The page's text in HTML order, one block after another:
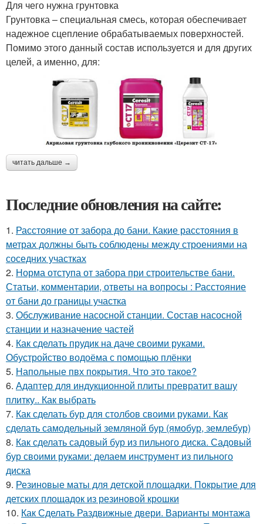
Для чего нужна грунтовка
Грунтовка – специальная смесь, которая обеспечивает
надежное сцепление обрабатываемых поверхностей.
Помимо этого данный состав используется и для других
целей, а именно, для:
читать дальше →
Последние обновления на сайте:
1. Расстояние от забора до бани. Какие расстояния в
метрах должны быть соблюдены между строениями на
соседних участках
2. Норма отступа от забора при строительстве бани.
Статьи, комментарии, ответы на вопросы : Расстояние
от бани до границы участка
3. Обслуживание насосной станции. Состав насосной
станции и назначение частей
4. Как сделать прудик на даче своими руками.
Обустройство водоёма с помощью плёнки
5. Напольные пвх покрытия. Что это такое?
6. Адаптер для индукционной плиты превратит вашу
плитку.. Как выбрать
7. Как сделать бур для столбов своими руками. Как
сделать самодельный земляной бур (ямобур, землебур)
8. Как сделать садовый бур из пильного диска. Садовый
бур своими руками: делаем инструмент из пильного
диска
9. Резиновые маты для детской площадки. Покрытие для
детских площадок из резиновой крошки
10. Как Сделать Раздвижные двери. Варианты монтажа